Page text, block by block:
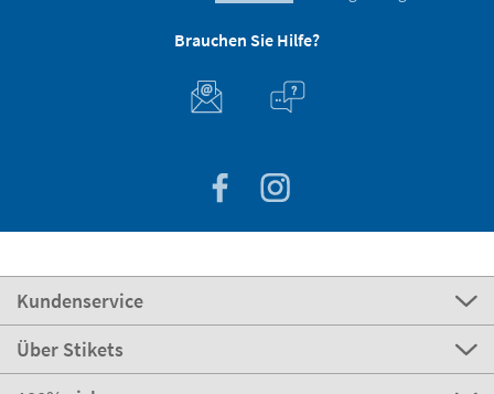
Brauchen Sie Hilfe?
Kundenservice
Über Stikets